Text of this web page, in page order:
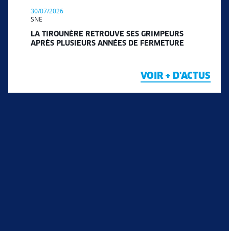
30/07/2026
SNE
LA TIROUNÈRE RETROUVE SES GRIMPEURS
APRÈS PLUSIEURS ANNÉES DE FERMETURE
VOIR + D'ACTUS